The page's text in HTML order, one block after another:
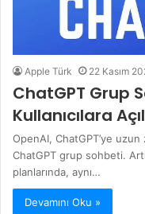
Apple Türk 22 Kasım
ChatGPT Grup
Kullanıcılara
OpenAI, ChatGPT’ye
ChatGPT grup sohbeti.
planlarında, aynı…
Devamını Oku »